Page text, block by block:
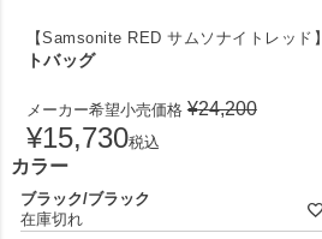
【Samsonite RED サムソナイトレッド】
トバッグ
メーカー希望小売価格 ¥24,200
¥15,730税込
カラー
ブラック/ブラック
在庫切れ